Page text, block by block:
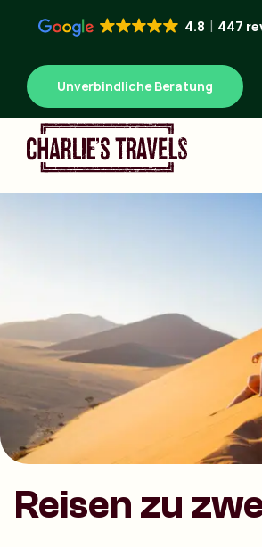
4.8 447
Unverbindliche Beratung
Reisen zu